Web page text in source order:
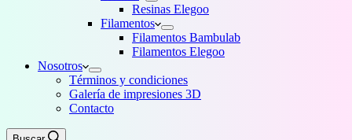
Resinas Elegoo
Filamentos
Filamentos Bambulab
Filamentos Elegoo
Nosotros
Términos y condiciones
Galería de impresiones 3D
Contacto